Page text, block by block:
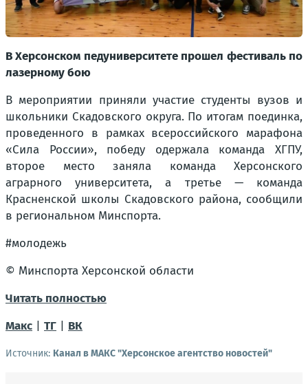
В Херсонском педуниверситете прошел фестиваль по
лазерному бою
В мероприятии приняли участие студенты вузов и
школьники Скадовского округа. По итогам поединка,
проведенного в рамках всероссийского марафона
«Сила России», победу одержала команда ХГПУ,
второе место заняла команда Херсонского
аграрного университета, а третье — команда
Красненской школы Скадовского района, сообщили
в региональном Минспорта.
#молодежь
© Минспорта Херсонской области
Читать полностью
Макс
ТГ ВК
Источник: Канал в МАКС "Херсонское агентство новостей"